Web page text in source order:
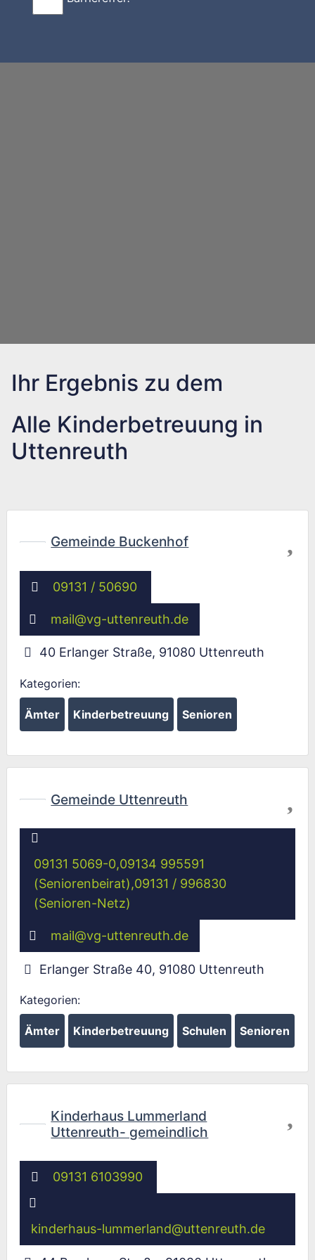
Ihr Ergebnis zu dem
Alle Kinderbetreuung in
Uttenreuth
Gemeinde Buckenhof
09131 / 50690
mail@vg-uttenreuth.de
40 Erlanger Straße, 91080 Uttenreuth
Kategorien:
Ämter Kinderbetreuung Senioren
Gemeinde Uttenreuth
09131 5069-0,09134 995591
(Seniorenbeirat),09131 / 996830
(Senioren-Netz)
mail@vg-uttenreuth.de
Erlanger Straße 40, 91080 Uttenreuth
Kategorien:
Ämter Kinderbetreuung Schulen Senioren
Kinderhaus Lummerland
Uttenreuth- gemeindlich
09131 6103990
kinderhaus-lummerland@uttenreuth.de